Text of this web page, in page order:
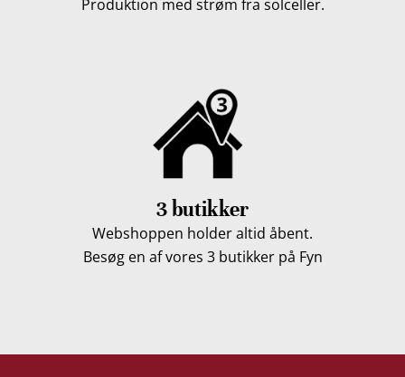
Produktion med strøm fra solceller.
3 butikker
Webshoppen holder altid åbent.
Besøg en af vores 3 butikker på Fyn